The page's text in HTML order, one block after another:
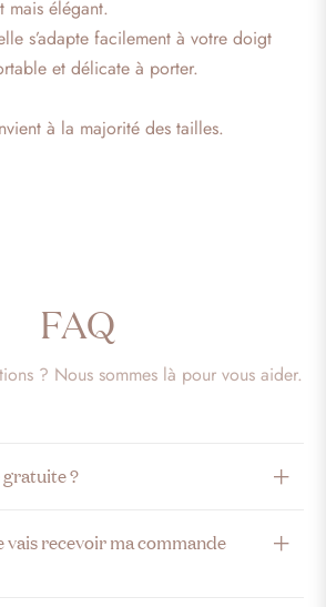
mais élégant.
s’adapte facilement à votre doigt
et délicate à porter.
à la majorité des tailles.
FAQ
? Nous sommes là pour vous aider.
gratuite ?
vais recevoir ma commande